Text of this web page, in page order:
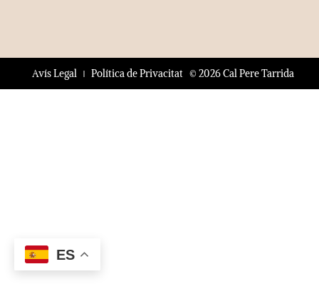
© 2026 Cal Pere Tarrida
Avís Legal Política de Privacitat
ES